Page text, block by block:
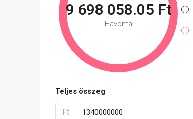
9 698 058.05 Ft
Havonta
Teljes összeg
Ft